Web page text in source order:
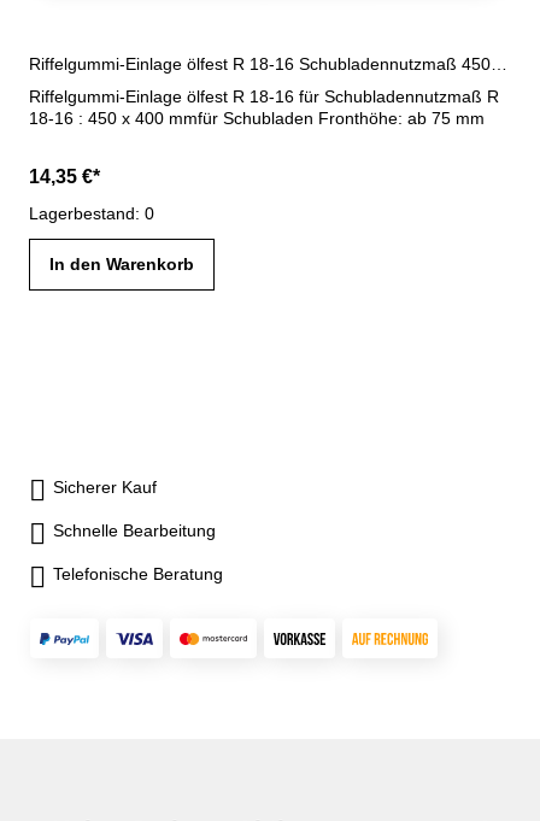
Riffelgummi-Einlage ölfest R 18-16 für Schubladennutzmaß R
18-16 : 450 x 400 mmfür Schubladen Fronthöhe: ab 75 mm
14,35 €*
Lagerbestand: 0
In den Warenkorb
Sicherer Kauf
Schnelle Bearbeitung
Telefonische Beratung